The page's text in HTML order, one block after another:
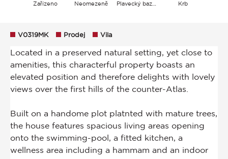
Zařízeno Neomezeně Krb
V0319MK Prodej Vila